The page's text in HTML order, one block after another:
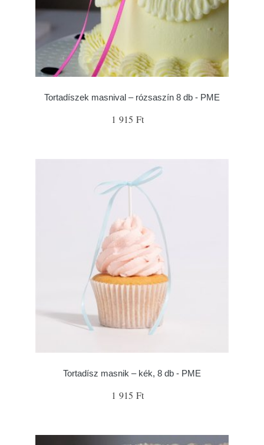
Tortadíszek masnival – rózsaszín 8 db - PME
1 915 Ft
Tortadísz masnik – kék, 8 db - PME
1 915 Ft